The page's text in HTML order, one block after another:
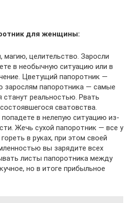
для женщины:
магию, целительство. Заросли
в необычную ситуацию или в
Цветущий папоротник —
зарослям папоротника — самые
станут реальностью. Рвать
сватовства.
в нелепую ситуацию из-
Жечь сухой папоротник — все у
в руках, при этом своей
вы зарядите всех
листы папоротника между
но в итоге прибыльное